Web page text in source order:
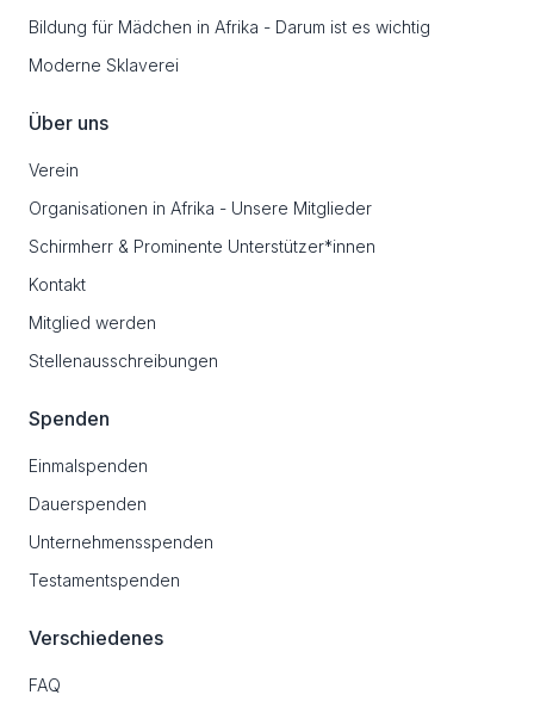
Bildung für Mädchen in Afrika - Darum ist es wichtig
Moderne Sklaverei
Über uns
Verein
Organisationen in Afrika - Unsere Mitglieder
Schirmherr & Prominente Unterstützer*innen
Kontakt
Mitglied werden
Stellenausschreibungen
Spenden
Einmalspenden
Dauerspenden
Unternehmensspenden
Testamentspenden
Verschiedenes
FAQ